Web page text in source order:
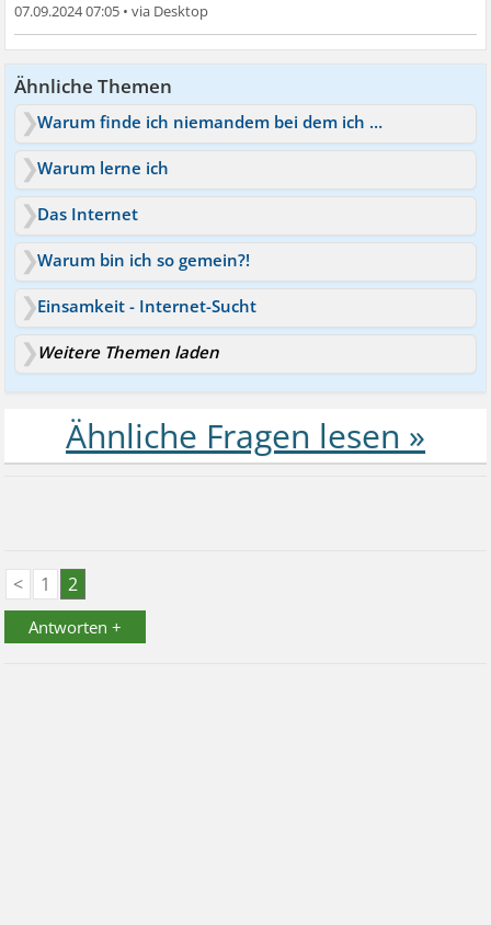
07.09.2024 07:05 •
Ähnliche Themen
Warum finde ich niemandem bei dem ich mich wohlfühle?
Warum lerne ich
Das Internet
Warum bin ich so gemein?!
Einsamkeit - Internet-Sucht
Weitere Themen laden
< 1 2
Antworten +